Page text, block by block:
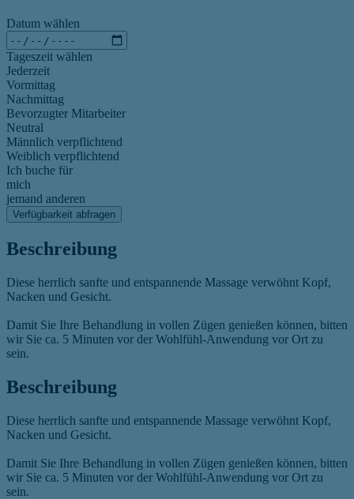
Datum wählen
Tageszeit wählen
Jederzeit
Vormittag
Nachmittag
Bevorzugter Mitarbeiter
Neutral
Männlich verpflichtend
Weiblich verpflichtend
Ich buche für
mich
jemand anderen
Verfügbarkeit abfragen
Beschreibung
Diese herrlich sanfte und entspannende Massage verwöhnt Kopf,
Nacken und Gesicht.
Damit Sie Ihre Behandlung in vollen Zügen genießen können, bitten
wir Sie ca. 5 Minuten vor der Wohlfühl-Anwendung vor Ort zu
sein.
Beschreibung
Diese herrlich sanfte und entspannende Massage verwöhnt Kopf,
Nacken und Gesicht.
Damit Sie Ihre Behandlung in vollen Zügen genießen können, bitten
wir Sie ca. 5 Minuten vor der Wohlfühl-Anwendung vor Ort zu
sein.